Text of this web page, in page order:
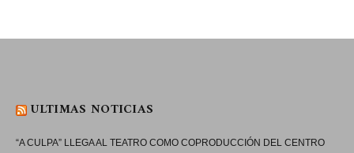
ULTIMAS NOTICIAS
“A CULPA” LLEGA AL TEATRO COMO COPRODUCCIÓN DEL CENTRO